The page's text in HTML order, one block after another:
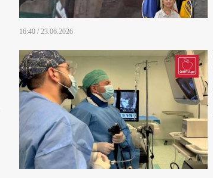
16:40 / 23.06.2026